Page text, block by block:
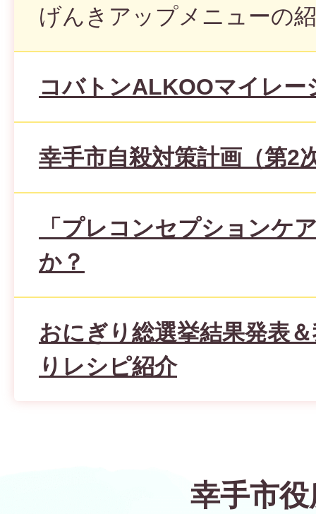
げんきアップメニューの
コバトンALKOOマイレー
幸手市自殺対策計画（第2
「プレコンセプションケ
か？
おにぎり総選挙結果発表
りレシピ紹介
幸手市役